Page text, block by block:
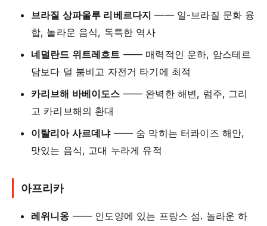
브라질 상파울루 리베르다지 —— 일-브라질 문화 융
합, 놀라운 음식, 독특한 역사
네덜란드 위트레흐트 —— 매력적인 운하, 암스테르
담보다 덜 붐비고 자전거 타기에 최적
카리브해 바베이도스 —— 완벽한 해변, 럼주, 그리
고 카리브해의 환대
이탈리아 사르데냐—— 숨 막히는 터콰이즈 해안,
맛있는 음식, 고대 누라게 유적
아프리카
레위니옹 —— 인도양에 있는 프랑스 섬. 놀라운 하